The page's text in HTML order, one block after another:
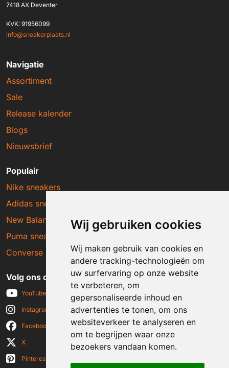
Wij gebruiken cookies
Wij maken gebruik van cookies en
andere tracking-technologieën om
uw surfervaring op onze website
te verbeteren, om
gepersonaliseerde inhoud en
advertenties te tonen, om ons
websiteverkeer te analyseren en
om te begrijpen waar onze
bezoekers vandaan komen.
7418 AX Deventer
KVK: 91956099
info@sneakerplaats.nl
Navigatie
Assortiment
Sale
Release kalender
Blogs
Nieuwsbrief
Populair
Nike sneakers
Adidas sneakers
New Balance sneakers
Puma sneakers
Converse sneakers
Volg ons op social media
YouTube
Instagram
Facebook
X
Pinterest